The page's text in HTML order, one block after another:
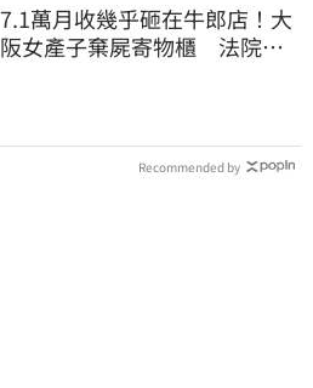
7.1萬月收幾乎砸在牛郎店！大
阪女產子棄屍寄物櫃 法院
Recommended by